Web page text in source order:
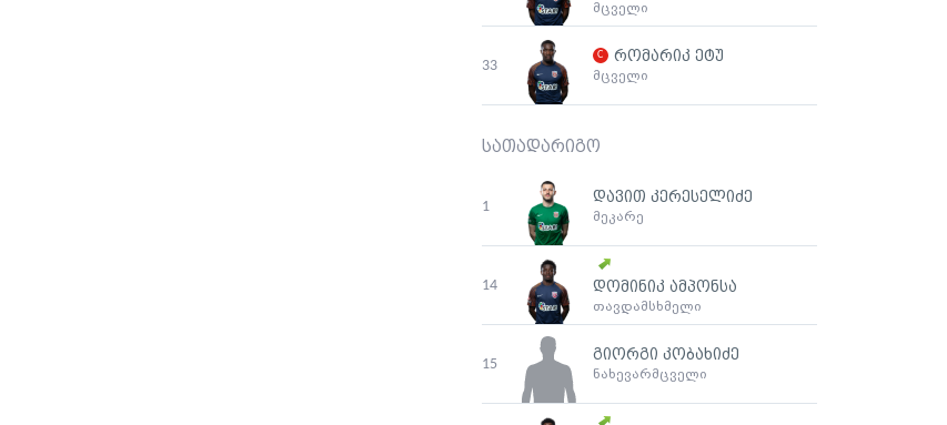
მცველი
33
რომარიკ ეტუ
მცველი
სათადარიგო
1
დავით კერესელიძე
მეკარე
14 დომინიკ ამპონსა
თავდამსხმელი
15
გიორგი კობახიძე
ნახევარმცველი